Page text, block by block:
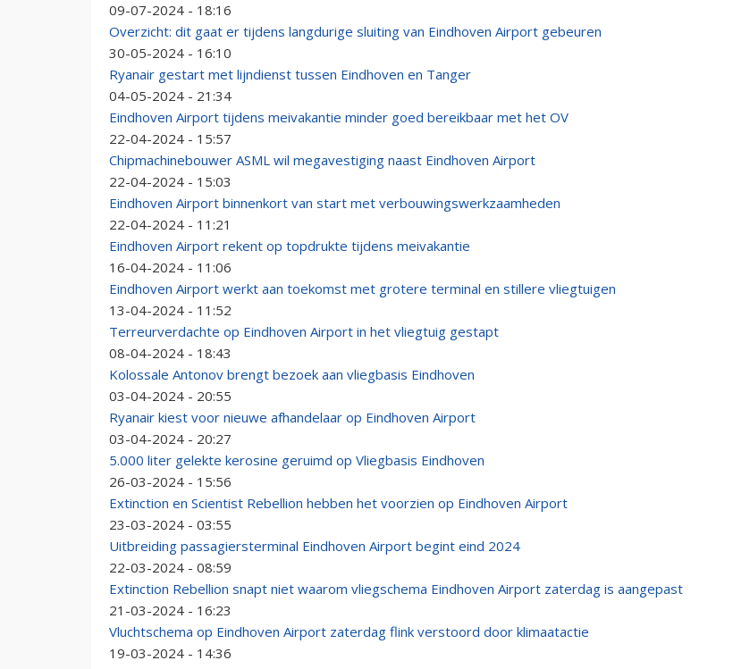
09-07-2024 - 18:16
Overzicht: dit gaat er tijdens langdurige sluiting van Eindhoven Airport gebeuren
30-05-2024 - 16:10
Ryanair gestart met lijndienst tussen Eindhoven en Tanger
04-05-2024 - 21:34
Eindhoven Airport tijdens meivakantie minder goed bereikbaar met het OV
22-04-2024 - 15:57
Chipmachinebouwer ASML wil megavestiging naast Eindhoven Airport
22-04-2024 - 15:03
Eindhoven Airport binnenkort van start met verbouwingswerkzaamheden
22-04-2024 - 11:21
Eindhoven Airport rekent op topdrukte tijdens meivakantie
16-04-2024 - 11:06
Eindhoven Airport werkt aan toekomst met grotere terminal en stillere vliegtuigen
13-04-2024 - 11:52
Terreurverdachte op Eindhoven Airport in het vliegtuig gestapt
08-04-2024 - 18:43
Kolossale Antonov brengt bezoek aan vliegbasis Eindhoven
03-04-2024 - 20:55
Ryanair kiest voor nieuwe afhandelaar op Eindhoven Airport
03-04-2024 - 20:27
5.000 liter gelekte kerosine geruimd op Vliegbasis Eindhoven
26-03-2024 - 15:56
Extinction en Scientist Rebellion hebben het voorzien op Eindhoven Airport
23-03-2024 - 03:55
Uitbreiding passagiersterminal Eindhoven Airport begint eind 2024
22-03-2024 - 08:59
Extinction Rebellion snapt niet waarom vliegschema Eindhoven Airport zaterdag is aangepast
21-03-2024 - 16:23
Vluchtschema op Eindhoven Airport zaterdag flink verstoord door klimaatactie
19-03-2024 - 14:36